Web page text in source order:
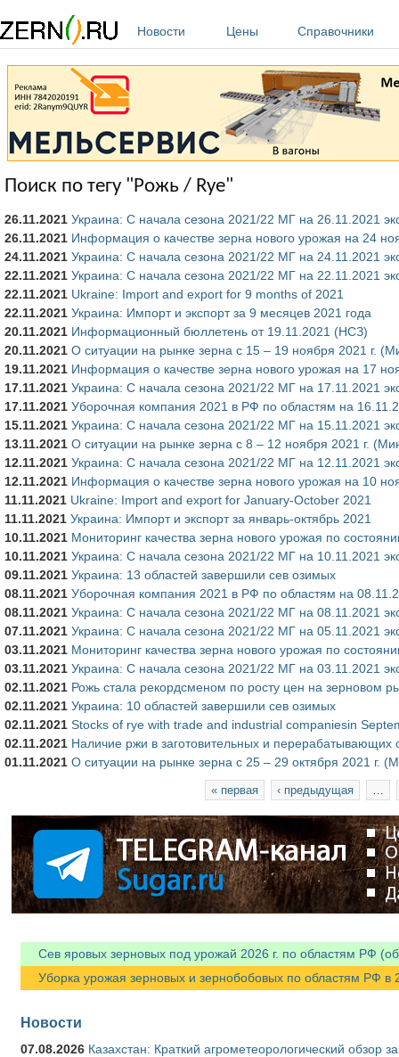
Новости
Цены Справочники
Поиск по тегу "Рожь / Rye"
26.11.2021 Украина: С начала сезона 2021/22 МГ на 26.11.2021
26.11.2021 Информация о качестве зерна нового урожая на 24
24.11.2021 Украина: С начала сезона 2021/22 МГ на 24.11.2021
22.11.2021 Украина: С начала сезона 2021/22 МГ на 22.11.2021
22.11.2021 Ukraine: Import and export for 9 months of 2021
22.11.2021 Украина: Импорт и экспорт за 9 месяцев 2021 года
20.11.2021 Информационный бюллетень от 19.11.2021 (НСЗ)
20.11.2021 О ситуации на рынке зерна с 15 – 19 ноября 2021 г.
19.11.2021 Информация о качестве зерна нового урожая на 17
17.11.2021 Украина: С начала сезона 2021/22 МГ на 17.11.2021
17.11.2021 Уборочная компания 2021 в РФ по областям на
15.11.2021 Украина: С начала сезона 2021/22 МГ на 15.11.2021
13.11.2021 О ситуации на рынке зерна с 8 – 12 ноября 2021 г.
12.11.2021 Украина: С начала сезона 2021/22 МГ на 12.11.2021
12.11.2021 Информация о качестве зерна нового урожая на 10
11.11.2021 Ukraine: Import and export for January-October 2021
11.11.2021 Украина: Импорт и экспорт за январь-октябрь 2021
10.11.2021 Мониторинг качества зерна нового урожая по
10.11.2021 Украина: С начала сезона 2021/22 МГ на 10.11.2021
09.11.2021 Украина: 13 областей завершили сев озимых
08.11.2021 Уборочная компания 2021 в РФ по областям на
08.11.2021 Украина: С начала сезона 2021/22 МГ на 08.11.2021
07.11.2021 Украина: С начала сезона 2021/22 МГ на 05.11.2021
03.11.2021 Мониторинг качества зерна нового урожая по
03.11.2021 Украина: С начала сезона 2021/22 МГ на 03.11.2021
02.11.2021 Рожь стала рекордсменом по росту цен на зерновом
02.11.2021 Украина: 10 областей завершили сев озимых
02.11.2021 Stocks of rye with trade and industrial companiesin
02.11.2021 Наличие ржи в заготовительных и перерабатывающих
01.11.2021 О ситуации на рынке зерна с 25 – 29 октября 2021 г.
« первая ‹ предыдущая
Сев яровых зерновых под урожай 2026 г. по областям РФ
Уборка урожая зерновых и зернобобовых по областям РФ в
Новости
07.08.2026 Казахстан: Краткий агрометеорологический обзор